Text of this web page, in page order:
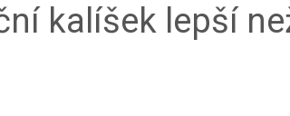
kalíšek lepší